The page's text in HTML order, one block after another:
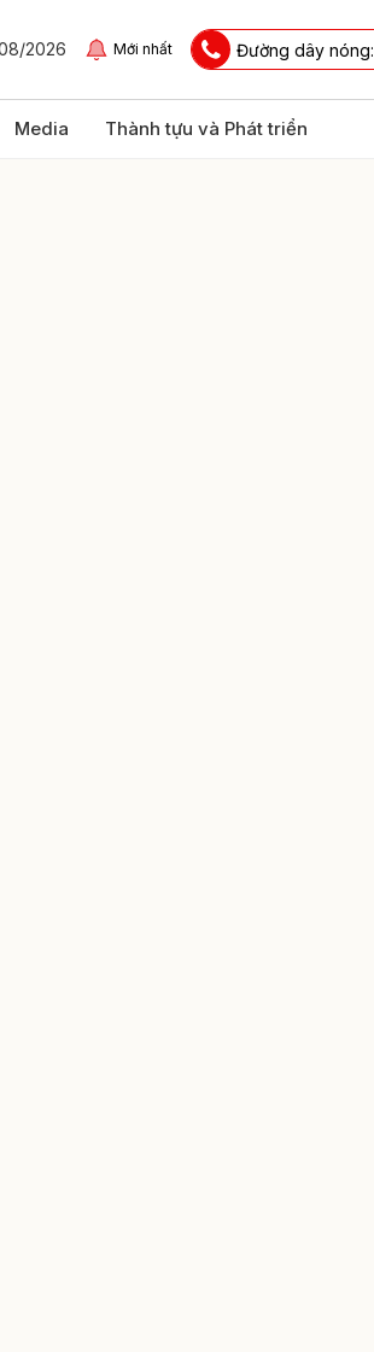
2026 Mới nhất Đường dây nóng:
Media Thành tựu và Phát triển